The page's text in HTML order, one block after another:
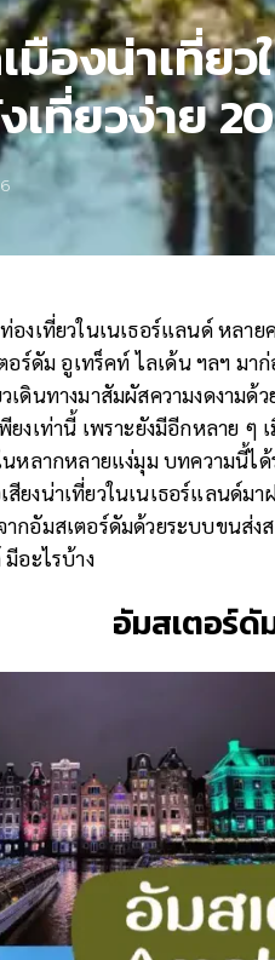
องน่าเที่ยว
ที่ยวง่าย
องเที่ยวในเนเธอร์แลนด์ หลา
ตอร์ดัม อูเทร็คท์ ไลเด้น ฯลฯ ม
เดินทางมาสัมผัสความงดงามด้
ยงเท่านี้ เพราะยังมีอีกหลาย
หลากหลายแง่มุม บทความนี้ได้
ยงน่าเที่ยวในเนเธอร์แลนด์ม
กอัมสเตอร์ดัมด้วยระบบขนส่ง
อะไรบ้าง
อัมสเตอร์ดั